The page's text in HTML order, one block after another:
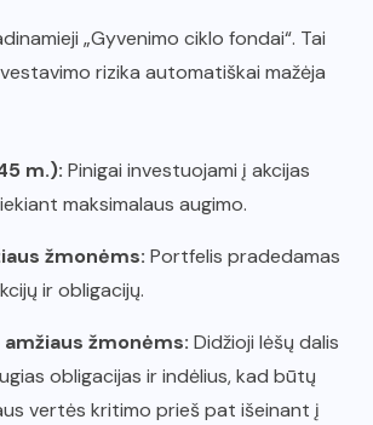
„Gyvenimo ciklo fondai“. Tai
rizika automatiškai mažėja
m.): Pinigai investuojami į akcijas
maksimalaus augimo.
žmonėms: Portfelis pradedamas
ir obligacijų.
žmonėms: Didžioji lėšų dalis
obligacijas ir indėlius, kad būtų
vertės kritimo prieš pat išeinant į